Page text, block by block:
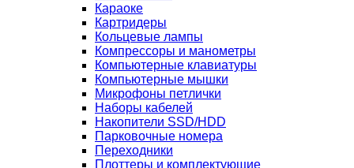
Караоке
Картридеры
Кольцевые лампы
Компрессоры и манометры
Компьютерные клавиатуры
Компьютерные мышки
Микрофоны петлички
Наборы кабелей
Накопители SSD/HDD
Парковочные номера
Переходники
Плоттеры и комплектующие